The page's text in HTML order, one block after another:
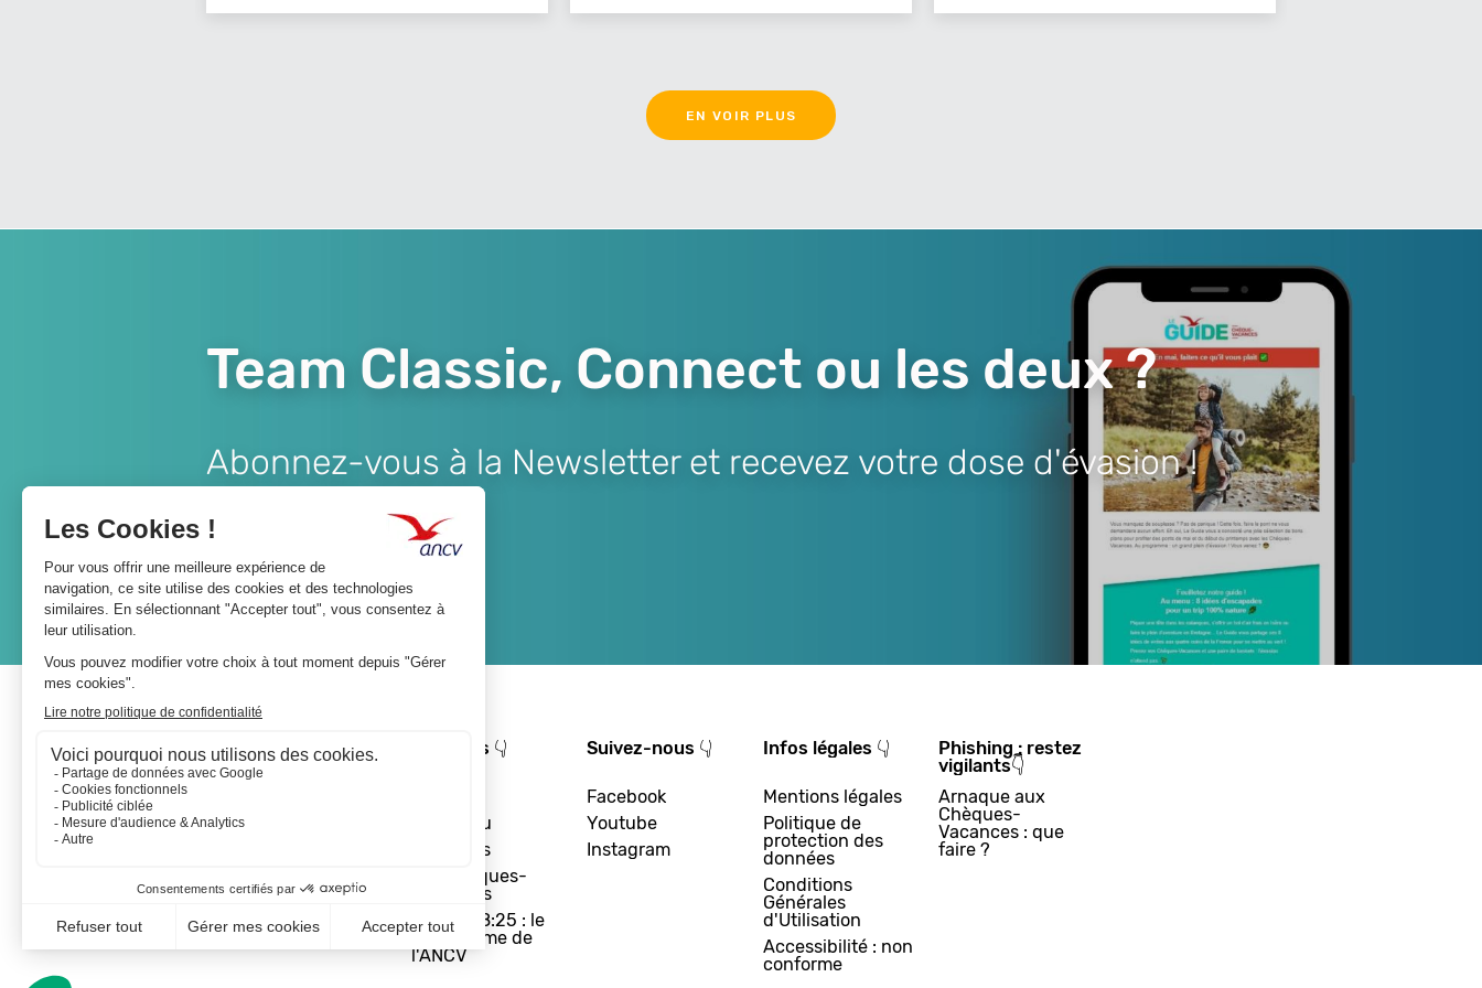
EN VOIR PLUS
Team Classic, Connect ou les deux ?
Abonnez-vous à la Newsletter et recevez votre dose d'évasion !
A propos 👇
Le réseau
Les actus
Les Chèques-
Vacances
Départ 18:25 : le
programme de
l'ANCV
Suivez-nous 👇
Facebook
Youtube
Instagram
Infos légales 👇
Mentions légales
Politique de
protection des
données
Conditions
Générales
d'Utilisation
Accessibilité : non
conforme
Phishing : restez
vigilants👇
Arnaque aux
Chèques-
Vacances : que
faire ?